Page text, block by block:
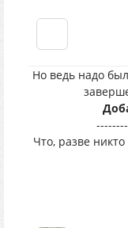
Но ведь надо
Что, разве